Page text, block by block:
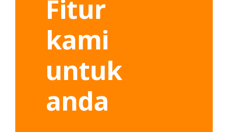
Fitur
kami
untuk
anda